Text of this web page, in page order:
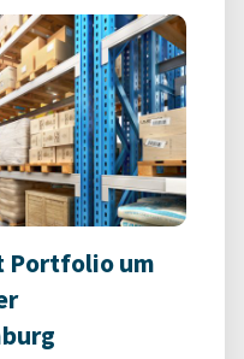
Portfolio um